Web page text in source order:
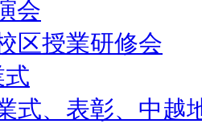
会
区授業研修会
式
式、表彰、中越